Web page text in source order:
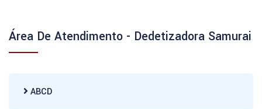
Área De Atendimento - Dedetizadora Samurai
ABCD